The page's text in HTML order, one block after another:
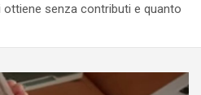
senza contributi e quanto